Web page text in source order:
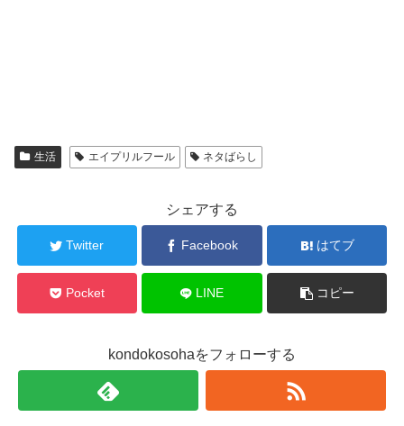
生活 エイプリルフール ネタばらし
シェアする
Twitter Facebook はてブ
Pocket LINE コピー
kondokosohaをフォローする